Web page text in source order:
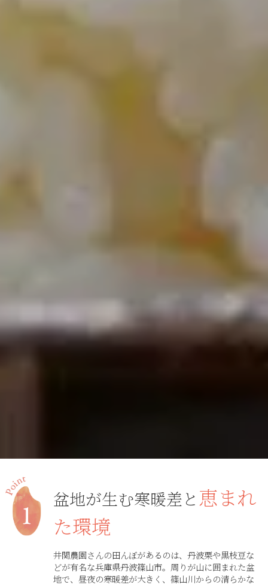
盆地が生む寒暖差と 恵まれ
た環境
井関農園さんの田んぼがあるのは、丹波栗や黒枝豆な
どが有名な兵庫県丹波篠山市。周りが山に囲まれた盆
地で、昼夜の寒暖差が大きく、篠山川からの清らかな